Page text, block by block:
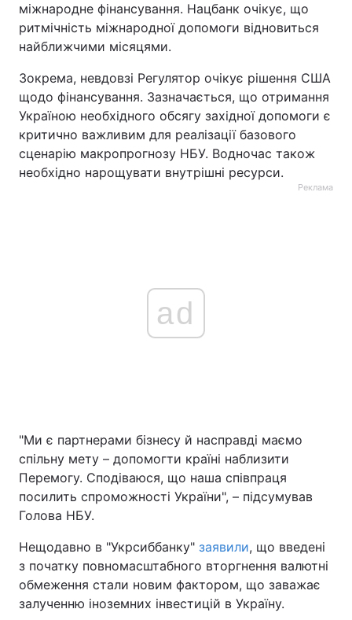
міжнародне фінансування. Нацбанк очікує, що
ритмічність міжнародної допомоги відновиться
найближчими місяцями.
Зокрема, невдовзі Регулятор очікує рішення США
щодо фінансування. Зазначається, що отримання
Україною необхідного обсягу західної допомоги є
критично важливим для реалізації базового
сценарію макропрогнозу НБУ. Водночас також
необхідно нарощувати внутрішні ресурси.
Реклама
ad
"Ми є партнерами бізнесу й насправді маємо
спільну мету – допомогти країні наблизити
Перемогу. Сподіваюся, що наша співпраця
посилить спроможності України", – підсумував
Голова НБУ.
Нещодавно в "Укрсиббанку" заявили, що введені
з початку повномасштабного вторгнення валютні
обмеження стали новим фактором, що заважає
залученню іноземних інвестицій в Україну.